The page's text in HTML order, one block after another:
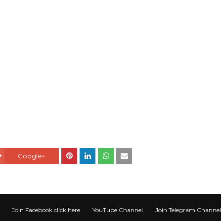
Google+
Join Facebook click here YouTube Channel
Join Telegram Channel